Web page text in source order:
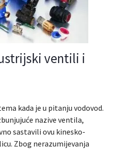
ventili i
kada je u pitanju vodovod.
nazive ventila,
sastavili ovu kinesko-
Zbog nerazumijevanja